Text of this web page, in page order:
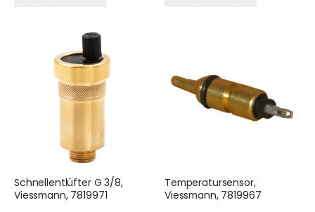
Schnellentlüfter G 3/8,
Viessmann, 7819971
Temperatursensor,
Viessmann, 7819967